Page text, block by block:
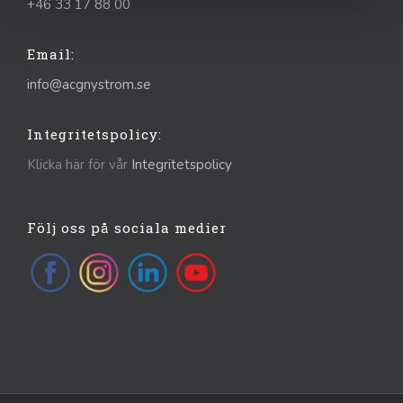
+46 33 17 88 00
Email:
info@acgnystrom.se
Integritetspolicy:
Klicka här för vår Integritetspolicy
Följ oss på sociala medier